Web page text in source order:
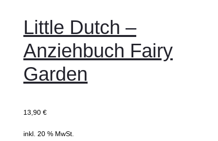
Little Dutch –
Anziehbuch Fairy
Garden
13,90 €
inkl. 20 % MwSt.